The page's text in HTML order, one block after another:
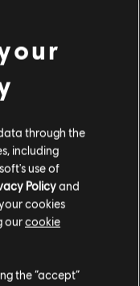
.
through the
including
use of
Policyand
cookies
ourcookie
the “accept”